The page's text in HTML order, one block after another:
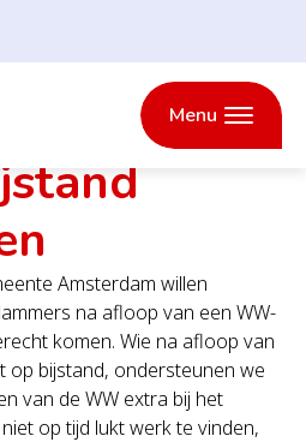
Menu
Waar zijn onze
locaties?
WW naar bijstand
Amsterdam willen
na afloop van een WW-
komen. Wie na afloop van
op bijstand, ondersteunen we
van de WW extra bij het
op tijd lukt werk te vinden,